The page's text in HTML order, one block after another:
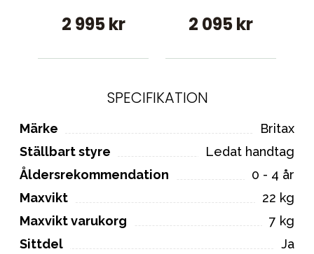
2 995 kr 2 095 kr
SPECIFIKATION
Märke
Britax
Ställbart styre
Ledat handtag
Åldersrekommendation
0 - 4 år
Maxvikt
22 kg
Maxvikt varukorg
7 kg
Sittdel
Ja